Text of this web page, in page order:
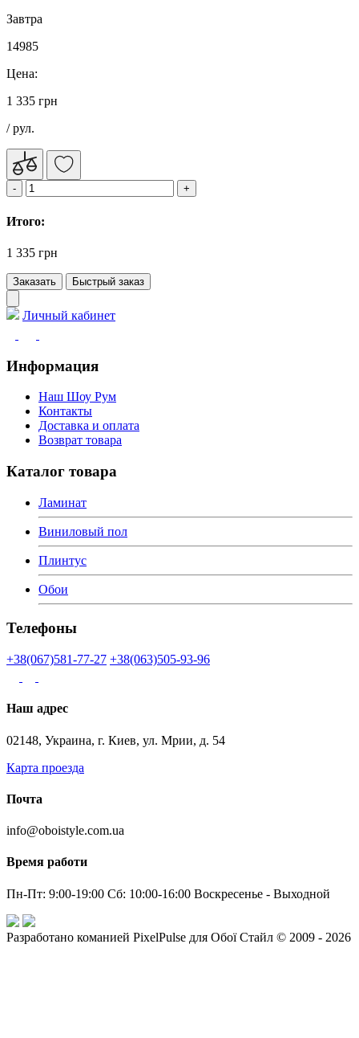
Завтра
14985
Цена:
1 335 грн
/ рул.
Итого:
1 335 грн
Заказать Быстрый заказ
Личный кабинет
Информация
Наш Шоу Рум
Контакты
Доставка и оплата
Возврат товара
Каталог товара
Ламинат
Виниловый пол
Плинтус
Обои
Телефоны
+38(067)581-77-27 +38(063)505-93-96
Наш адрес
02148, Украина, г. Киев, ул. Мрии, д. 54
Карта проезда
Почта
info@oboistyle.com.ua
Время работи
Пн-Пт: 9:00-19:00 Сб: 10:00-16:00 Воскресенье - Выходной
Разработано команией PixelPulse для Обої Стайл © 2009 - 2026